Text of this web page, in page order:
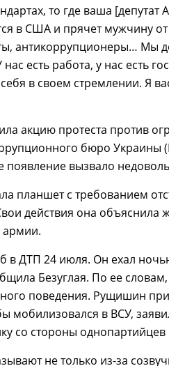
то где ваша [депутат
в США и прячет мужчину
антикоррупционеры… Мы
есть работа, у нас есть
в своем стремлении. Я
акцию протеста против
бюро Украины
появление вызвало
планшет с требованием
действия она объяснила
в ДТП 24 июля. Он ехал
Безуглая. По ее
поведения. Рущишин
мобилизовался в ВСУ,
со стороны
не только из-за